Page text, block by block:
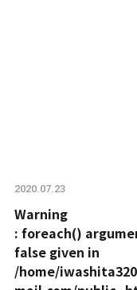
2020.07.23
Warning
: foreach()
false given in
/home/